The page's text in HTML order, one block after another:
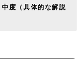
度（具体的な解説